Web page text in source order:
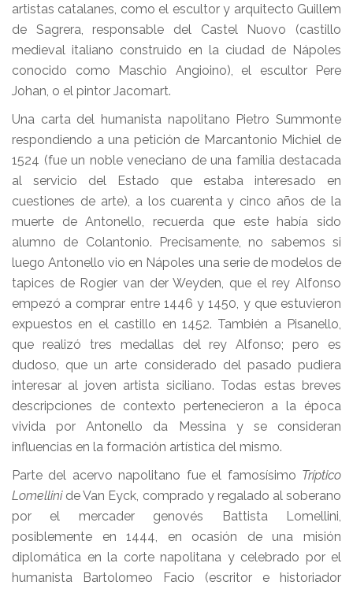
artistas catalanes, como el escultor y arquitecto Guillem
de Sagrera, responsable del Castel Nuovo (castillo
medieval italiano construido en la ciudad de Nápoles
conocido como Maschio Angioino), el escultor Pere
Johan, o el pintor Jacomart.
Una carta del humanista napolitano Pietro Summonte
respondiendo a una petición de Marcantonio Michiel de
1524 (fue un noble veneciano de una familia destacada
al servicio del Estado que estaba interesado en
cuestiones de arte), a los cuarenta y cinco años de la
muerte de Antonello, recuerda que este había sido
alumno de Colantonio. Precisamente, no sabemos si
luego Antonello vio en Nápoles una serie de modelos de
tapices de Rogier van der Weyden, que el rey Alfonso
empezó a comprar entre 1446 y 1450, y que estuvieron
expuestos en el castillo en 1452. También a Pisanello,
que realizó tres medallas del rey Alfonso; pero es
dudoso, que un arte considerado del pasado pudiera
interesar al joven artista siciliano. Todas estas breves
descripciones de contexto pertenecieron a la época
vivida por Antonello da Messina y se consideran
influencias en la formación artística del mismo.
Parte del acervo napolitano fue el famosísimo Tríptico
Lomellini de Van Eyck, comprado y regalado al soberano
por el mercader genovés Battista Lomellini,
posiblemente en 1444, en ocasión de una misión
diplomática en la corte napolitana y celebrado por el
humanista Bartolomeo Facio (escritor e historiador